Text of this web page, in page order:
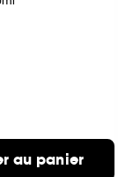
au panier